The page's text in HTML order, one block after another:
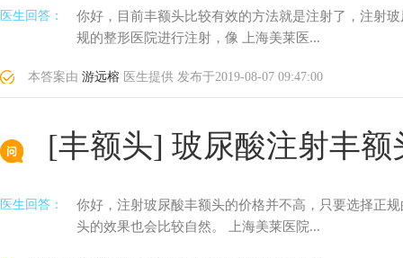
医生回答：
你好，目前丰额头比较有效的方法就是注射了，注射
规的整形医院进行注射，像 上海美莱医...
本答案由 游远榕 医生提供 发布于2019-08-07 09:47:00
[丰额头] 玻尿酸注射丰额
医生回答：
你好，注射玻尿酸丰额头的价格并不高，只要选择正
头的效果也会比较自然。 上海美莱医院...